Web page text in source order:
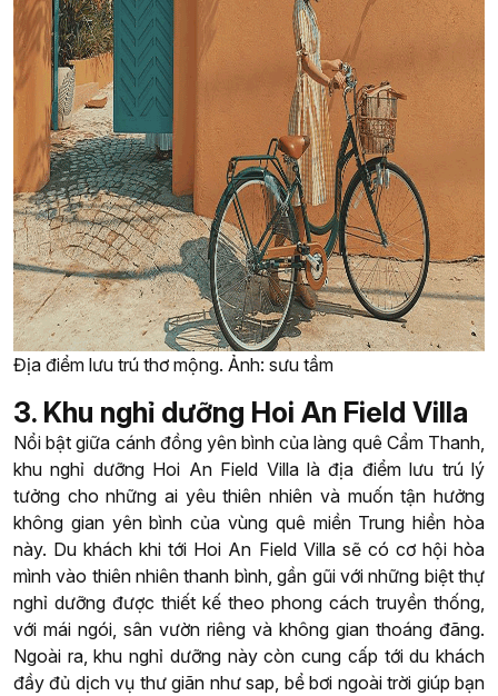
Địa điểm lưu trú thơ mộng. Ảnh: sưu tầm
3. Khu nghỉ dưỡng Hoi An Field Villa
Nổi bật giữa cánh đồng yên bình của làng quê Cẩm Thanh,
khu nghỉ dưỡng Hoi An Field Villa là địa điểm lưu trú lý
tưởng cho những ai yêu thiên nhiên và muốn tận hưởng
không gian yên bình của vùng quê miền Trung hiền hòa
này. Du khách khi tới Hoi An Field Villa sẽ có cơ hội hòa
mình vào thiên nhiên thanh bình, gần gũi với những biệt thự
nghỉ dưỡng được thiết kế theo phong cách truyền thống,
với mái ngói, sân vườn riêng và không gian thoáng đãng.
Ngoài ra, khu nghỉ dưỡng này còn cung cấp tới du khách
đầy đủ dịch vụ thư giãn như sap, bể bơi ngoài trời giúp bạn